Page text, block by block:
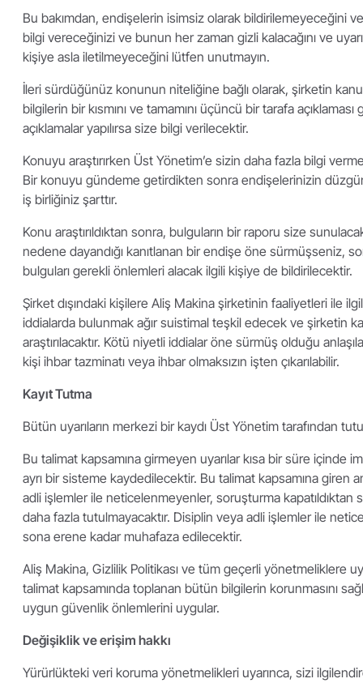
Bu bakımdan, endişelerin isimsiz olarak bildirilemeyeceğini
bilgi vereceğinizi ve bunun her zaman gizli kalacağını ve
kişiye asla iletilmeyeceğini lütfen unutmayın.
İleri sürdüğünüz konunun niteliğine bağlı olarak, şirketin
bilgilerin bir kısmını ve tamamını üçüncü bir tarafa
açıklamalar yapılırsa size bilgi verilecektir.
Konuyu araştırırken Üst Yönetim’e sizin daha fazla bilgi
Bir konuyu gündeme getirdikten sonra endişelerinizin düzgün
iş birliğiniz şarttır.
Konu araştırıldıktan sonra, bulguların bir raporu size
nedene dayandığı kanıtlanan bir endişe öne sürmüşseniz,
bulguları gerekli önlemleri alacak ilgili kişiye de bildirilecektir.
Şirket dışındaki kişilere Aliş Makina şirketinin faaliyetleri ile
iddialarda bulunmak ağır suistimal teşkil edecek ve şirketin
araştırılacaktır. Kötü niyetli iddialar öne sürmüş olduğu
kişi ihbar tazminatı veya ihbar olmaksızın işten çıkarılabilir.
Kayıt Tutma
Bütün uyarıların merkezi bir kaydı Üst Yönetim tarafından
Bu talimat kapsamına girmeyen uyarılar kısa bir süre içinde
ayrı bir sisteme kaydedilecektir. Bu talimat kapsamına giren
adli işlemler ile neticelenmeyenler, soruşturma kapatıldıktan
daha fazla tutulmayacaktır. Disiplin veya adli işlemler ile
sona erene kadar muhafaza edilecektir.
Aliş Makina, Gizlilik Politikası ve tüm geçerli yönetmeliklere
talimat kapsamında toplanan bütün bilgilerin korunmasını
uygun güvenlik önlemlerini uygular.
Değişiklik ve erişim hakkı
Yürürlükteki veri koruma yönetmelikleri uyarınca, sizi